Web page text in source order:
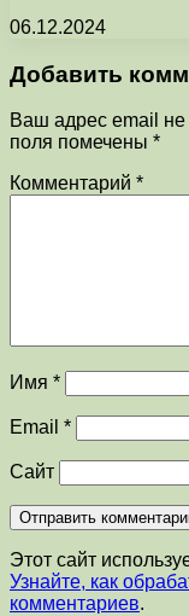
06.12.2024
Добавить
Ваш адрес email не
поля помечены *
Комментарий *
Имя *
Email *
Сайт
Этот сайт
Узнайте, как
комментариев.